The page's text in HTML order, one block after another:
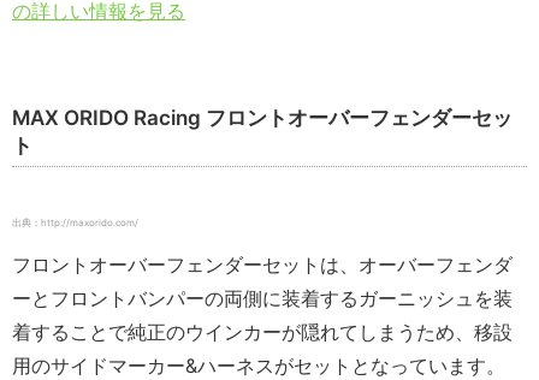
の詳しい情報を見る
MAX ORIDO Racing フロントオーバーフェンダーセッ
ト
出典：http://maxorido.com/
フロントオーバーフェンダーセットは、オーバーフェンダ
ーとフロントバンパーの両側に装着するガーニッシュを装
着することで純正のウインカーが隠れてしまうため、移設
用のサイドマーカー&ハーネスがセットとなっています。